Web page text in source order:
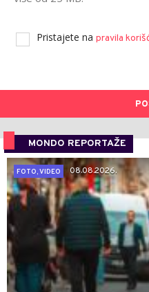
Pristajete na pravila
MONDO REPORTAŽE
FOTO, VIDEO
08.08.2026.